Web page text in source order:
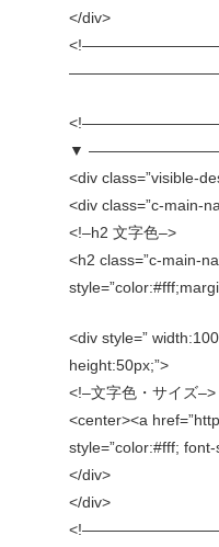
</div>
<!——————————–
▼
<div class=”visible-
<div class=”c-main-
<!–h2 文字色–>
<h2 class=”c-main-
<div style=”
height:50px;”>
<!–文字色・サイズ–>
<center><a
style=”color:#fff;
</div>
</div>
<!——————————–